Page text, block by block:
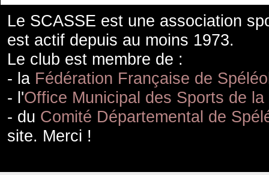
Le SCASSE est une association
est actif depuis au moins 1973.
Le club est membre de :
- la Fédération Française de
- l'Office Municipal des Sports de
- du Comité Départemental de
site. Merci !